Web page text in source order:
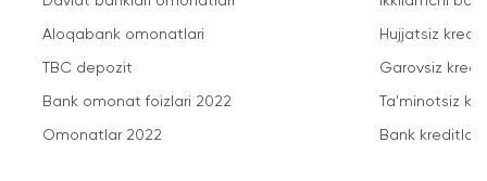
Aloqabank omonatlari
TBC depozit
Bank omonat foizlari 2022
Omonatlar 2022
Hujjatsiz
Garovsiz
Ta'minotsiz
Bank kreditlari